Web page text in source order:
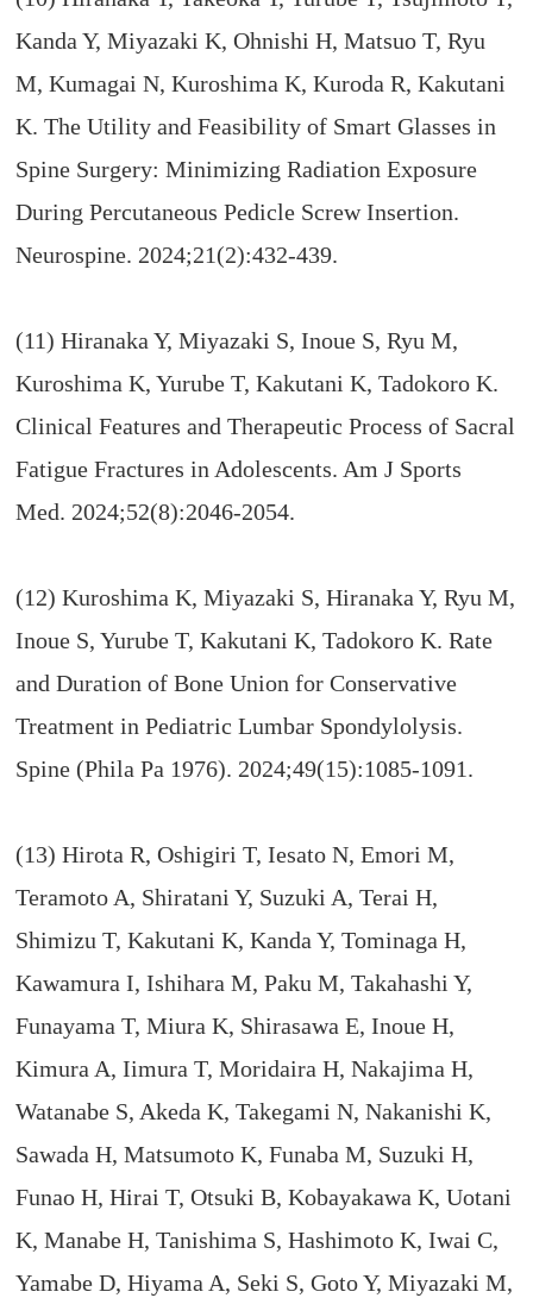
Kanda Y, Miyazaki K, Ohnishi H, Matsuo T, Ryu
M, Kumagai N, Kuroshima K, Kuroda R, Kakutani
K. The Utility and Feasibility of Smart Glasses in
Spine Surgery: Minimizing Radiation Exposure
During Percutaneous Pedicle Screw Insertion.
Neurospine. 2024;21(2):432-439.
(11) Hiranaka Y, Miyazaki S, Inoue S, Ryu M,
Kuroshima K, Yurube T, Kakutani K, Tadokoro K.
Clinical Features and Therapeutic Process of Sacral
Fatigue Fractures in Adolescents. Am J Sports
Med. 2024;52(8):2046-2054.
(12) Kuroshima K, Miyazaki S, Hiranaka Y, Ryu M,
Inoue S, Yurube T, Kakutani K, Tadokoro K. Rate
and Duration of Bone Union for Conservative
Treatment in Pediatric Lumbar Spondylolysis.
Spine (Phila Pa 1976). 2024;49(15):1085-1091.
(13) Hirota R, Oshigiri T, Iesato N, Emori M,
Teramoto A, Shiratani Y, Suzuki A, Terai H,
Shimizu T, Kakutani K, Kanda Y, Tominaga H,
Kawamura I, Ishihara M, Paku M, Takahashi Y,
Funayama T, Miura K, Shirasawa E, Inoue H,
Kimura A, Iimura T, Moridaira H, Nakajima H,
Watanabe S, Akeda K, Takegami N, Nakanishi K,
Sawada H, Matsumoto K, Funaba M, Suzuki H,
Funao H, Hirai T, Otsuki B, Kobayakawa K, Uotani
K, Manabe H, Tanishima S, Hashimoto K, Iwai C,
Yamabe D, Hiyama A, Seki S, Goto Y, Miyazaki M,